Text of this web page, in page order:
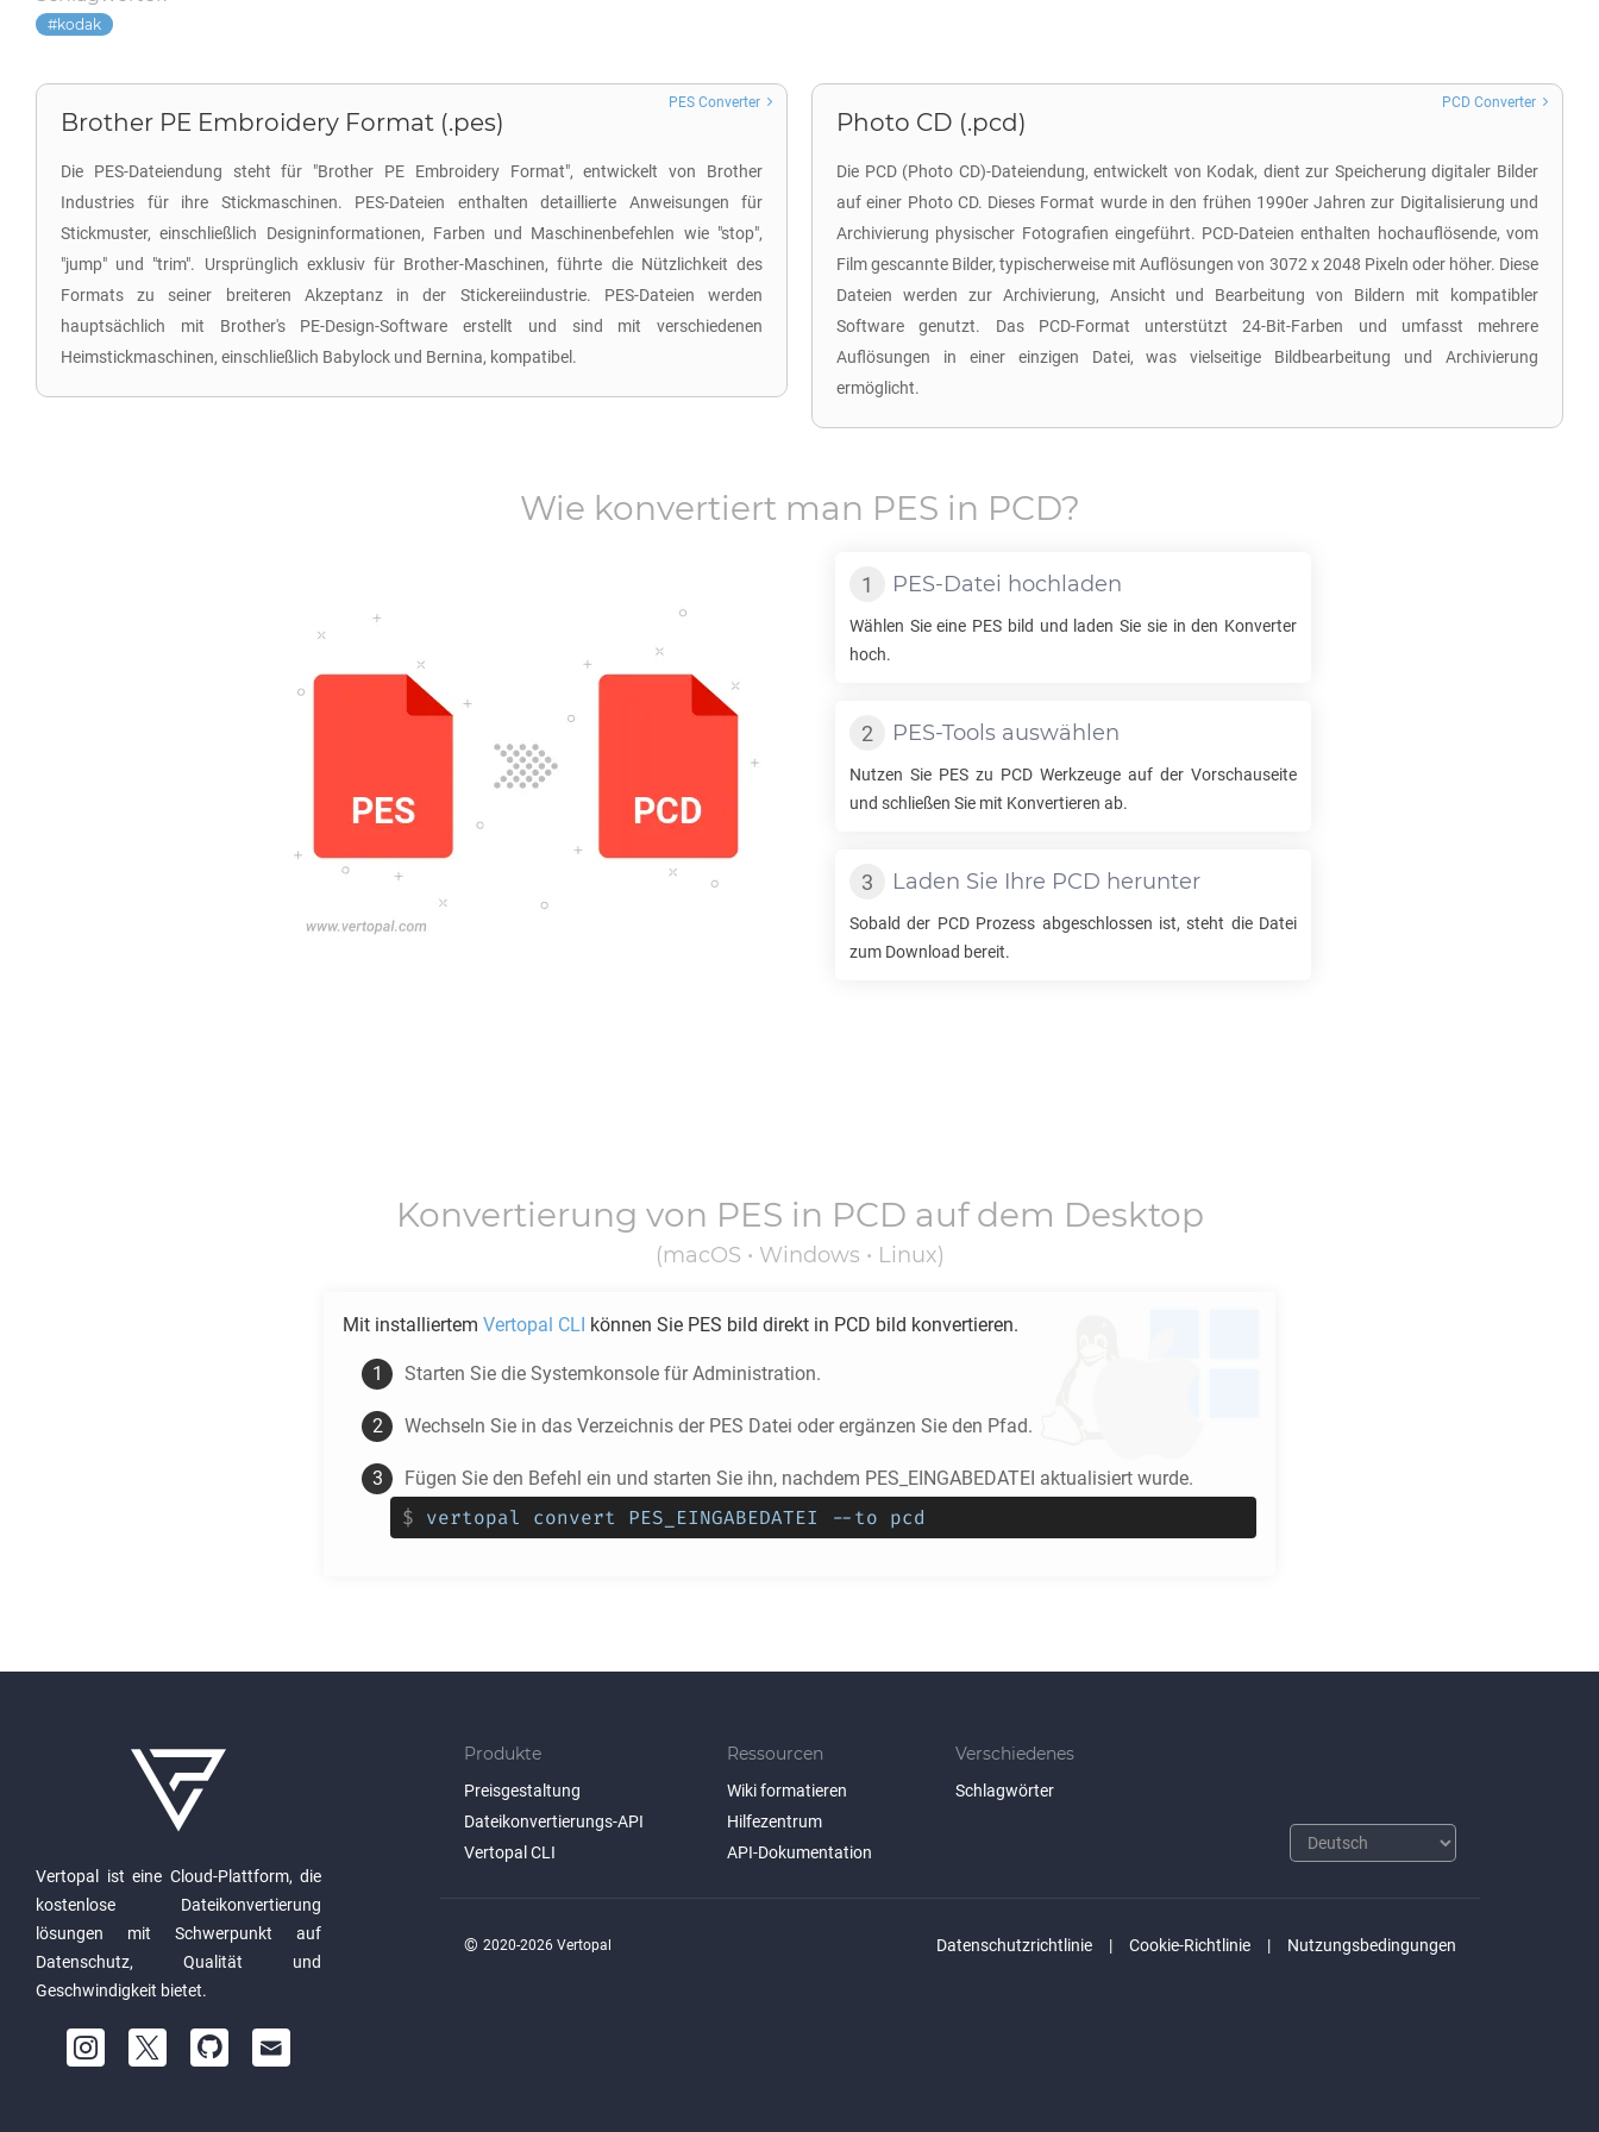
kodak
Brother PE Embroidery Format (.pes)
Die PES-Dateiendung steht für "Brother PE Embroidery Format", entwickelt von Brother
Industries für ihre Stickmaschinen. PES-Dateien enthalten detaillierte Anweisungen für
Stickmuster, einschließlich Designinformationen, Farben und Maschinenbefehlen wie "stop",
"jump" und "trim". Ursprünglich exklusiv für Brother-Maschinen, führte die Nützlichkeit des
Formats zu seiner breiteren Akzeptanz in der Stickereiindustrie. PES-Dateien werden
hauptsächlich mit Brother's PE-Design-Software erstellt und sind mit verschiedenen
Heimstickmaschinen, einschließlich Babylock und Bernina, kompatibel.
PES Converter
Photo CD (.pcd)
Die PCD (Photo CD)-Dateiendung, entwickelt von Kodak, dient zur Speicherung digitaler Bilder
auf einer Photo CD. Dieses Format wurde in den frühen 1990er Jahren zur Digitalisierung und
Archivierung physischer Fotografien eingeführt. PCD-Dateien enthalten hochauflösende, vom
Film gescannte Bilder, typischerweise mit Auflösungen von 3072 x 2048 Pixeln oder höher. Diese
Dateien werden zur Archivierung, Ansicht und Bearbeitung von Bildern mit kompatibler
Software genutzt. Das PCD-Format unterstützt 24-Bit-Farben und umfasst mehrere
Auflösungen in einer einzigen Datei, was vielseitige Bildbearbeitung und Archivierung
ermöglicht.
PCD Converter
Wie konvertiert man PES in PCD?
PES-Datei hochladen
Wählen Sie eine PES bild und laden Sie sie in den Konverter
hoch.
PES-Tools auswählen
Nutzen Sie PES zu PCD Werkzeuge auf der Vorschauseite
und schließen Sie mit Konvertieren ab.
Laden Sie Ihre PCD herunter
Sobald der PCDProzess abgeschlossen ist, steht die Datei
zum Download bereit.
Konvertierung von PES in PCD auf dem Desktop
(macOS • Windows • Linux)
Mit installiertem Vertopal CLI können Sie PES bild direkt in PCD bild konvertieren.
Starten Sie die Systemkonsole für Administration.
Wechseln Sie in das Verzeichnis der PES Datei oder ergänzen Sie den Pfad.
Fügen Sie den Befehl ein und starten Sie ihn, nachdem PES_EINGABEDATEI aktualisiert wurde.
$ vertopal convert PES_EINGABEDATEI --to pcd
Vertopal ist eine Cloud-Plattform, die
kostenlose Dateikonvertierung
lösungen mit Schwerpunkt auf
Datenschutz, Qualität und
Geschwindigkeit bietet.
Produkte
Preisgestaltung
Dateikonvertierungs-API
Vertopal CLI
Ressourcen
Wiki formatieren
Hilfezentrum
API-Dokumentation
Verschiedenes
Schlagwörter
Datenschutzrichtlinie Cookie-Richtlinie Nutzungsbedingungen
© 2020-2026 Vertopal